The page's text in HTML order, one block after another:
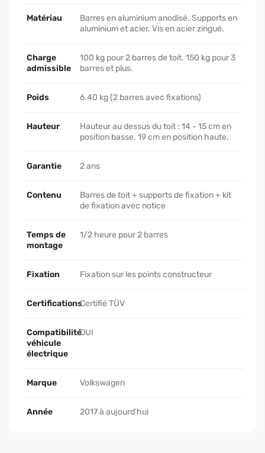
Matériau
Barres en aluminium anodisé. Supports en
aluminium et acier. Vis en acier zingué.
Charge
admissible
100 kg pour 2 barres de toit. 150 kg pour 3
barres et plus.
Poids 6.40 kg (2 barres avec fixations)
Hauteur
Hauteur au dessus du toit : 14 - 15 cm en
position basse. 19 cm en position haute.
Garantie 2 ans
Contenu
Barres de toit + supports de fixation + kit
de fixation avec notice
Temps de
montage
1/2 heure pour 2 barres
Fixation Fixation sur les points constructeur
CertificationsCertifié TÜV
Compatibilité
véhicule
électrique
OUI
Marque Volkswagen
Année 2017 à aujourd'hui